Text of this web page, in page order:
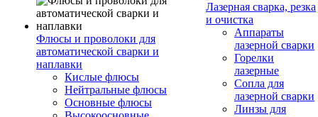
Флюсы и проволоки для
автоматической сварки и
наплавки
Кислые флюсы
Нейтральные флюсы
Основные флюсы
Лазерная сварка, резка
и очистка
Аппараты
лазерной сварки
Горелки
лазерные
Сопла для
лазерной сварки
Линзы для